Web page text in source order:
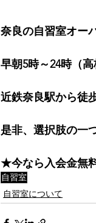
奈良の自習室オー
早朝5時～24時（高
近鉄奈良駅から徒
是非、選択肢の一
★今なら入会金無
自習室
自習室について